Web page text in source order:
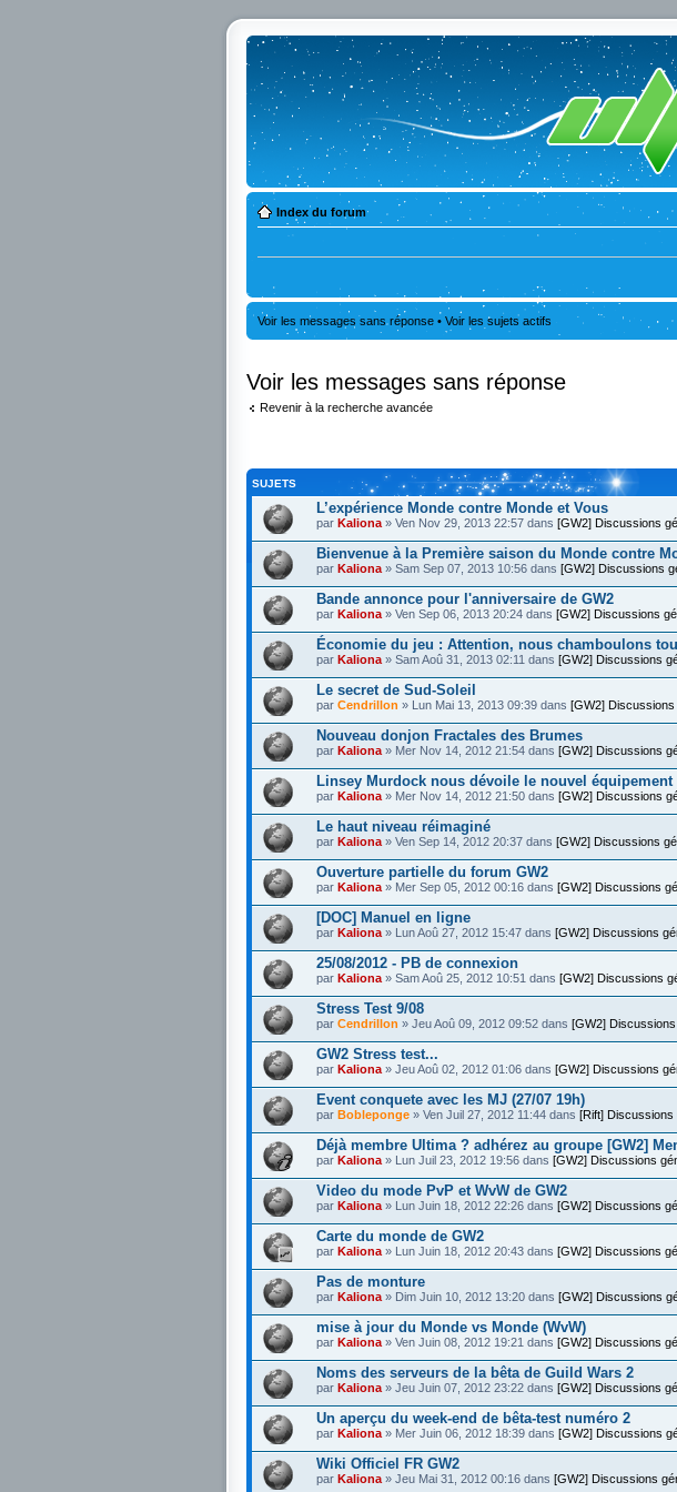
Index du forum
Voir les messages sans réponse • Voir les sujets actifs
Voir les messages sans réponse
Revenir à la recherche avancée
SUJETS
L’expérience Monde contre Monde et Vous
par Kaliona » Ven Nov 29, 2013 22:57 dans [GW2] Discussions
Bienvenue à la Première saison du Monde contre
par Kaliona » Sam Sep 07, 2013 10:56 dans [GW2] Discussions
Bande annonce pour l'anniversaire de GW2
par Kaliona » Ven Sep 06, 2013 20:24 dans [GW2] Discussions
Économie du jeu : Attention, nous chamboulons
par Kaliona » Sam Aoû 31, 2013 02:11 dans [GW2] Discussions
Le secret de Sud-Soleil
par Cendrillon » Lun Mai 13, 2013 09:39 dans [GW2] Discussions
Nouveau donjon Fractales des Brumes
par Kaliona » Mer Nov 14, 2012 21:54 dans [GW2] Discussions
Linsey Murdock nous dévoile le nouvel équipement
par Kaliona » Mer Nov 14, 2012 21:50 dans [GW2] Discussions
Le haut niveau réimaginé
par Kaliona » Ven Sep 14, 2012 20:37 dans [GW2] Discussions
Ouverture partielle du forum GW2
par Kaliona » Mer Sep 05, 2012 00:16 dans [GW2] Discussions
[DOC] Manuel en ligne
par Kaliona » Lun Aoû 27, 2012 15:47 dans [GW2] Discussions
25/08/2012 - PB de connexion
par Kaliona » Sam Aoû 25, 2012 10:51 dans [GW2] Discussions
Stress Test 9/08
par Cendrillon » Jeu Aoû 09, 2012 09:52 dans [GW2]
GW2 Stress test...
par Kaliona » Jeu Aoû 02, 2012 01:06 dans [GW2] Discussions
Event conquete avec les MJ (27/07 19h)
par Bobleponge » Ven Juil 27, 2012 11:44 dans [Rift] Discussions
Déjà membre Ultima ? adhérez au groupe [GW2]
par Kaliona » Lun Juil 23, 2012 19:56 dans [GW2] Discussions
Video du mode PvP et WvW de GW2
par Kaliona » Lun Juin 18, 2012 22:26 dans [GW2] Discussions
Carte du monde de GW2
par Kaliona » Lun Juin 18, 2012 20:43 dans [GW2] Discussions
Pas de monture
par Kaliona » Dim Juin 10, 2012 13:20 dans [GW2] Discussions
mise à jour du Monde vs Monde (WvW)
par Kaliona » Ven Juin 08, 2012 19:21 dans [GW2] Discussions
Noms des serveurs de la bêta de Guild Wars 2
par Kaliona » Jeu Juin 07, 2012 23:22 dans [GW2] Discussions
Un aperçu du week-end de bêta-test numéro 2
par Kaliona » Mer Juin 06, 2012 18:39 dans [GW2] Discussions
Wiki Officiel FR GW2
par Kaliona » Jeu Mai 31, 2012 00:16 dans [GW2] Discussions